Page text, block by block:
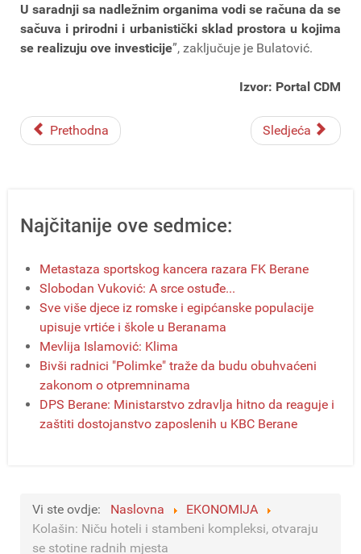
U saradnji sa nadležnim organima vodi se računa da se
sačuva i prirodni i urbanistički sklad prostora u kojima
se realizuju ove investicije”, zaključuje je Bulatović.
Izvor: Portal CDM
Prethodna Sledjeća
Najčitanije ove sedmice:
Metastaza sportskog kancera razara FK Berane
Slobodan Vuković: A srce ostuđe...
Sve više djece iz romske i egipćanske populacije
upisuje vrtiće i škole u Beranama
Mevlija Islamović: Klima
Bivši radnici "Polimke" traže da budu obuhvaćeni
zakonom o otpremninama
DPS Berane: Ministarstvo zdravlja hitno da reaguje i
zaštiti dostojanstvo zaposlenih u KBC Berane
Vi ste ovdje: Naslovna
EKONOMIJA
Kolašin: Niču hoteli i stambeni kompleksi, otvaraju
se stotine radnih mjesta